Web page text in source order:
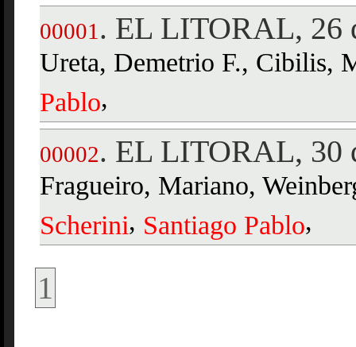
00001 . EL LITORAL, 26
Ureta, Demetrio F., Cibilis,
Pablo,
00002. EL LITORAL, 30
Fragueiro, Mariano,
Scherini, Santiago Pablo,
1